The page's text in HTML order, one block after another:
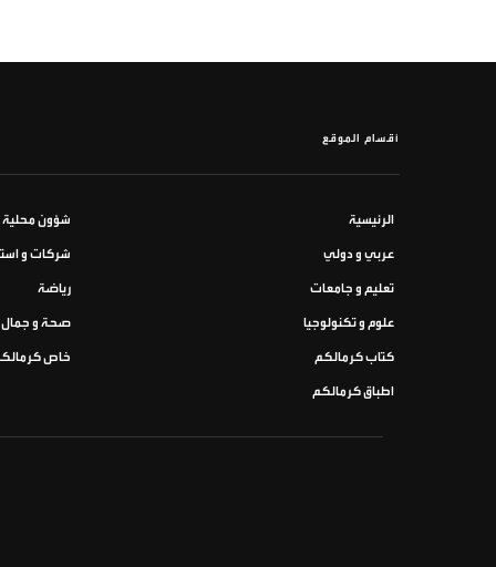
أقسام الموقع
الرئيسية شؤون محلية
عربي و دولي شركات و
تعليم و جامعات رياضة
علوم و تكنولوجيا صحة و جمال
كتاب كرمالكم خاص
اطباق كرمالكم